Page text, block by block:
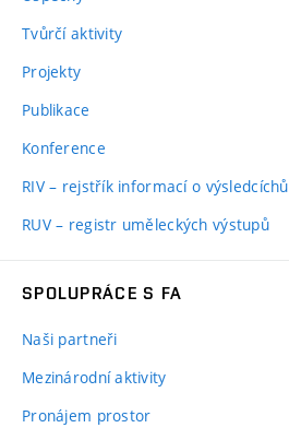
Tvůrčí aktivity
Projekty
Publikace
Konference
RIV – rejstřík informací o výsledcíchů
RUV – registr uměleckých výstupů
SPOLUPRÁCE S FA
Naši partneři
Mezinárodní aktivity
Pronájem prostor